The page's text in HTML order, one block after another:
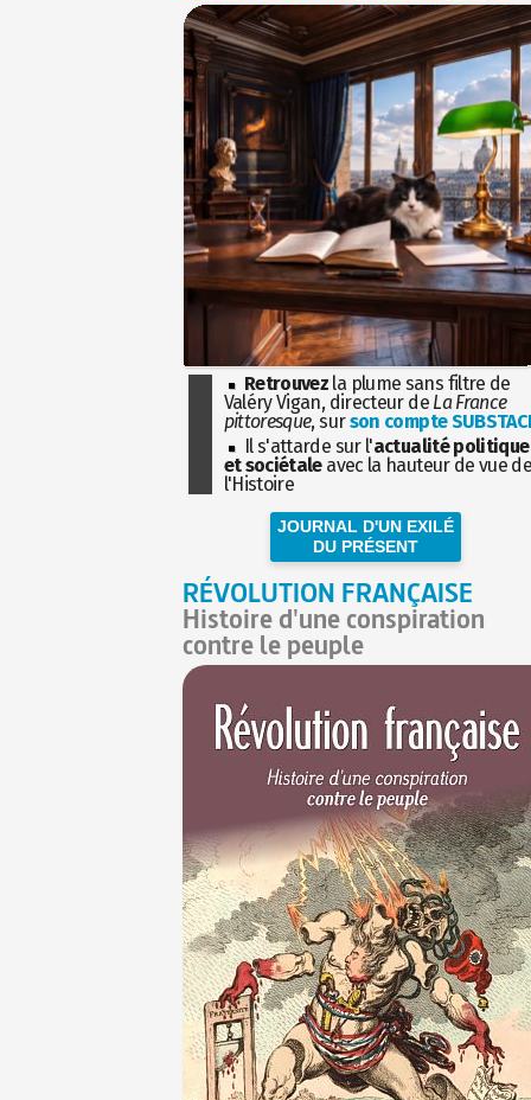
Retrouvez la plume sans filtre de
Valéry Vigan, directeur de La France
pittoresque, surson compte
Il s'attarde sur l'actualité politique
et sociétaleavec la hauteur de vue
l'Histoire
JOURNAL D'UN EXILÉ
DU PRÉSENT
RÉVOLUTION FRANÇAISE
Histoire d'une conspiration
contre le peuple